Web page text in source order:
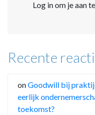
Log in om je aan
Recente
onGoodwill bij
eerlijk
toekomst?